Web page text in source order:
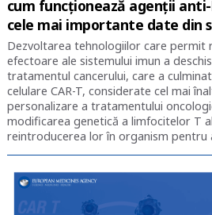
cum funcționează agenții
cele mai importante date din
Dezvoltarea tehnologiilor care permit
efectoare ale sistemului imun a
tratamentul cancerului, care a
celulare CAR-T, considerate cel mai
personalizare a tratamentului
modificarea genetică a limfocitelor T
reintroducerea lor în organism pentru